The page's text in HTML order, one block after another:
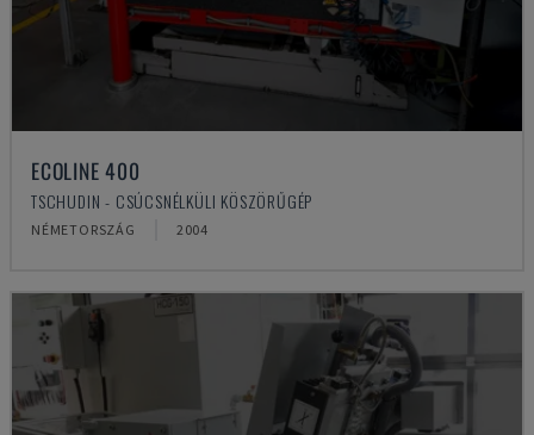
ECOLINE 400
TSCHUDIN - CSÚCSNÉLKÜLI KÖSZÖRŰGÉP
NÉMETORSZÁG 2004